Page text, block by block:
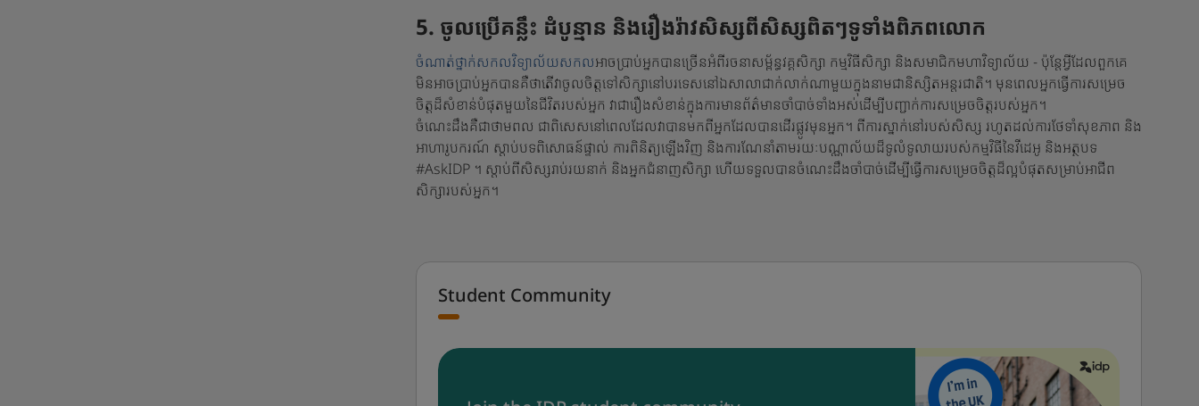
5. ចូលប្រើគន្លឹះ ដំបូន្មាន និងរឿងរ៉ាវសិស្សពីសិស្សពិតៗទូទាំងពិភពលោក
ចំណាត់ថ្នាក់សកលវិទ្យាល័យសកលអាចប្រាប់អ្នកបានច្រើនអំពីរចនាសម្ព័ន្ធវគ្គសិក្សា កម្មវិធីសិក្សា និងសមាជិកមហាវិទ្យាល័យ - ប៉ុន្តែអ្វីដែលពួកគេ
មិនអាចប្រាប់អ្នកបានគឺថាតើវាចូលចិត្តទៅសិក្សានៅបរទេសនៅឯសាលាជាក់លាក់ណាមួយក្នុងនាមជានិស្សិតអន្តរជាតិ។ មុនពេលអ្នកធ្វើការសម្រេច
ចិត្តដ៏សំខាន់បំផុតមួយនៃជីវិតរបស់អ្នក វាជារឿងសំខាន់ក្នុងការមានព័ត៌មានចាំបាច់ទាំងអស់ដើម្បីបញ្ជាក់ការសម្រេចចិត្តរបស់អ្នក។
ចំណេះដឹងគឺជាថាមពល ជាពិសេសនៅពេលដែលវាបានមកពីអ្នកដែលបានដើរផ្លូវមុនអ្នក។ ពីការស្នាក់នៅរបស់សិស្ស រហូតដល់ការថែទាំសុខភាព និង
អាហារូបករណ៍ ស្តាប់បទពិសោធន៍ផ្ទាល់ ការពិនិត្យឡើងវិញ និងការណែនាំតាមរយៈបណ្ណាល័យដ៏ទូលំទូលាយរបស់កម្មវិធីនៃវីដេអូ និងអត្ថបទ
#AskIDP ។ ស្តាប់ពីសិស្សរាប់រយនាក់ និងអ្នកជំនាញសិក្សា ហើយទទួលបានចំណេះដឹងចាំបាច់ដើម្បីធ្វើការសម្រេចចិត្តដ៏ល្អបំផុតសម្រាប់អាជីព
សិក្សារបស់អ្នក។
Student Community